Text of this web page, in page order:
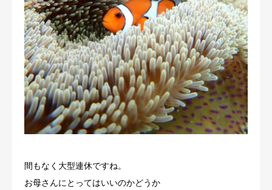
間もなく大型連休ですね。
お母さんにとってはいいのかどうか